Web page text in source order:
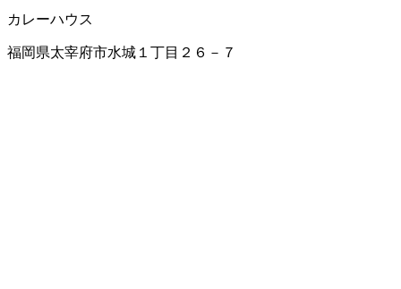
カレーハウス
福岡県太宰府市水城１丁目２６－７